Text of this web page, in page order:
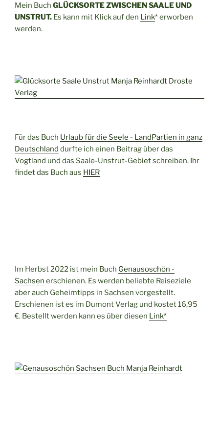
Mein Buch GLÜCKSORTE ZWISCHEN SAALE UND
UNSTRUT. Es kann mit Klick auf den Link* erworben
werden.
Für das Buch Urlaub für die Seele - LandPartien in ganz
Deutschland durfte ich einen Beitrag über das
Vogtland und das Saale-Unstrut-Gebiet schreiben. Ihr
findet das Buch aus HIER
Im Herbst 2022 ist mein Buch Genausoschön -
Sachsen erschienen. Es werden beliebte Reiseziele
aber auch Geheimtipps in Sachsen vorgestellt.
Erschienen ist es im Dumont Verlag und kostet 16,95
€. Bestellt werden kann es über diesen Link*